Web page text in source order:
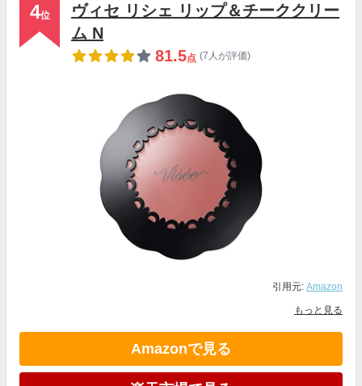
4位
ヴィセ リシェ リップ＆チーククリー
ム N
81.5点 (7人が評価)
引用元: Amazon
もっと見る
Amazonで見る